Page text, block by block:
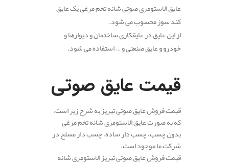
عایق الاستومری صوتی شانه تخم مرغی یک عایق
کند سوز محسوب می شود.
از این عایق در عایقکاری ساختمان و دیوارها و
خودرو و عایق صنعتی و … استفاده می شود.
قیمت عایق صوتی
قیمت فروش عایق صوتی تبریز به شرح زیر است،
که به صورت عایق الاستومری شانه تخم مرغی
بدون چسب، چسب دار ساده، چسب دار مسلح در
شرکت ما موجود است.
قیمت فروش عایق صوتی تبریز الاستومری شانه